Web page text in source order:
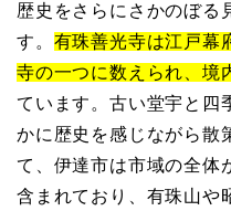
歴史をさらにさかのぼる
す。 有珠善光寺は江戸幕
寺の一つに数えられ、境
ています。古い堂宇と四
かに歴史を感じながら散
て、伊達市は市域の全体
含まれており、有珠山や